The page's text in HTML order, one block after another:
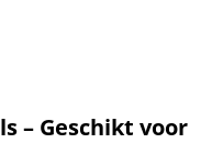
– Geschikt voor